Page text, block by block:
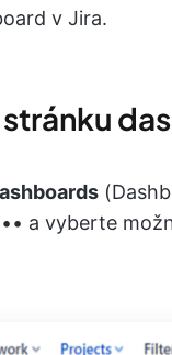
v Jira.
a vyberte